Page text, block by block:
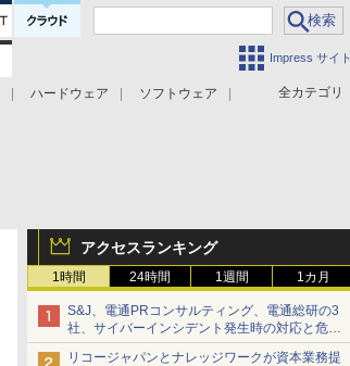
Impress サイト
全カテゴリ
ハードウェア
ソフトウェア
アクセスランキング
1時間 24時間 1週間 1カ月
S&J、電通PRコンサルティング、電通総研の3
社、サイバーインシデント発生時の対応と危機
管理広報を一体的に訓練するプログラムを提供
リコージャパンとナレッジワークが資本業務提